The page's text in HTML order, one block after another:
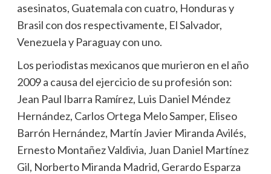
asesinatos, Guatemala con cuatro, Honduras y
Brasil con dos respectivamente, El Salvador,
Venezuela y Paraguay con uno.
Los periodistas mexicanos que murieron en el año
2009 a causa del ejercicio de su profesión son:
Jean Paul Ibarra Ramírez, Luis Daniel Méndez
Hernández, Carlos Ortega Melo Samper, Eliseo
Barrón Hernández, Martín Javier Miranda Avilés,
Ernesto Montañez Valdivia, Juan Daniel Martínez
Gil, Norberto Miranda Madrid, Gerardo Esparza